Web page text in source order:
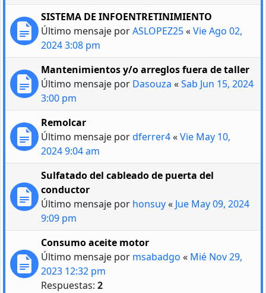
SISTEMA DE INFOENTRETINIMIENTO
Último mensaje porASLOPEZ25«Vie Ago 02,
2024 3:08 pm
Mantenimientos y/o arreglos fuera de taller
Último mensaje por Dasouza «Sab Jun 15, 2024
3:00 pm
Remolcar
Último mensaje pordferrer4«Vie May 10,
2024 9:04 am
Sulfatado del cableado de puerta del
conductor
Último mensaje por honsuy« Jue May 09, 2024
9:09 pm
Consumo aceite motor
Último mensaje por msabadgo « Mié Nov 29,
2023 12:32 pm
Respuestas: 2